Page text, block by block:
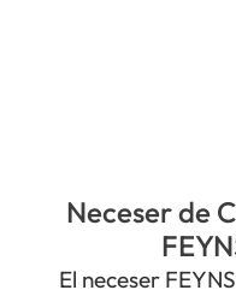
Neceser de
El neceser